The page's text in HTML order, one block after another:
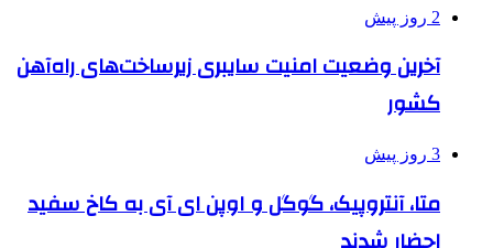
2 روز پیش
آخرین وضعیت امنیت سایبری زیرساخت‌های راه‌آهن
کشور
3 روز پیش
متا، آنتروپیک، گوگل و اوپن ای آی به کاخ سفید